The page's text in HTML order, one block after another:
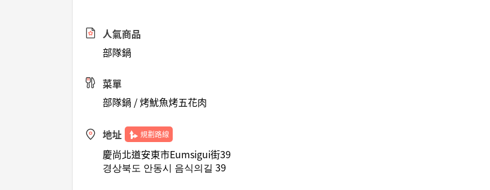
人氣商品
部隊鍋
菜單
部隊鍋 / 烤魷魚烤五花肉
地址 規劃路線
慶尚北道安東市Eumsigui街39
경상북도 안동시 음식의길 39